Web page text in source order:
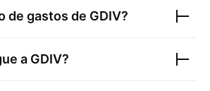
de gastos de GDIV?
a GDIV?